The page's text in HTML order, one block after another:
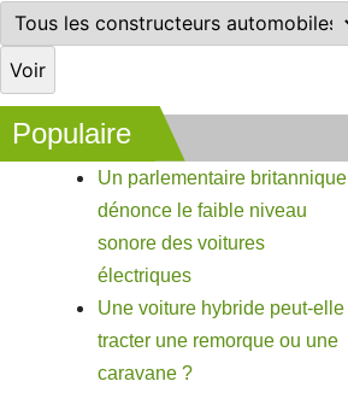
Populaire
Un parlementaire britannique
dénonce le faible niveau
sonore des voitures
électriques
Une voiture hybride peut-elle
tracter une remorque ou une
caravane ?